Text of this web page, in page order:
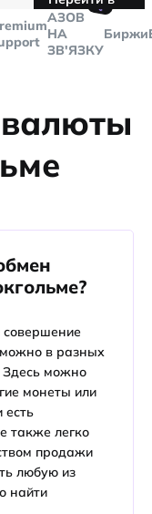
Telegram
🤙
AЗОВ
НА
ЗВ'ЯЗКУ
Биржи
совершение
в разных
Здесь можно
монеты или
есть
также легко
продажи
любую из
найти